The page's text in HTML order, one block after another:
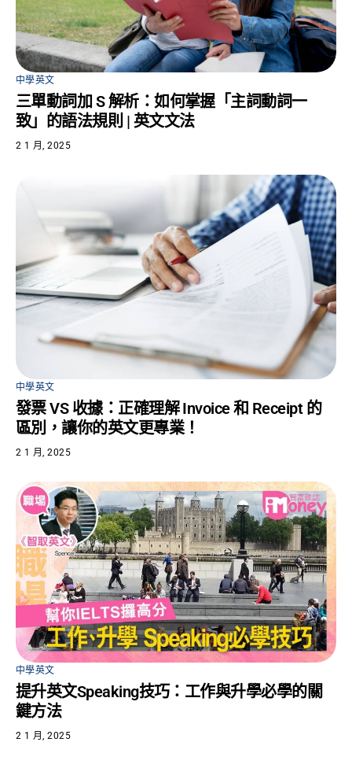
中學英文
三單動詞加 S 解析：如何掌握「主詞動詞一
致」的語法規則 | 英文文法
2 1 月, 2025
中學英文
發票 VS 收據：正確理解 Invoice 和 Receipt 的
區別，讓你的英文更專業！
2 1 月, 2025
中學英文
提升英文Speaking技巧：工作與升學必學的關
鍵方法
2 1 月, 2025